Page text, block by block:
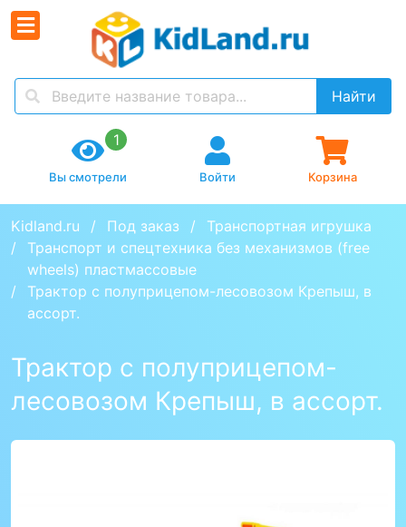
Найти
1
Вы смотрели Войти Корзина
Kidland.ru Под заказ
Транспортная игрушка
Транспорт и спецтехника без механизмов (free
wheels) пластмассовые
Трактор с полуприцепом-лесовозом Крепыш, в
ассорт.
Трактор с полуприцепом-
лесовозом Крепыш, в ассорт.